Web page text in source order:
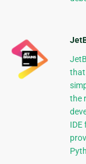
that
the
IDE